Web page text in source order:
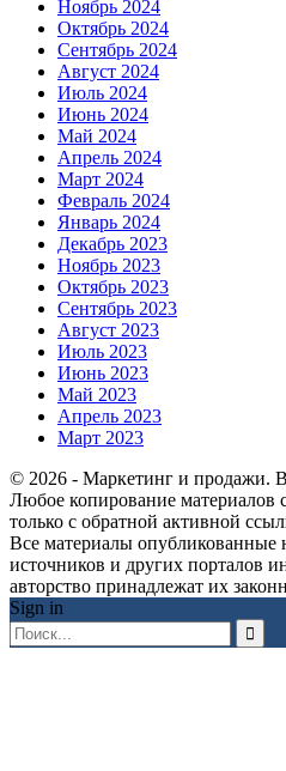
Ноябрь 2024
Октябрь 2024
Сентябрь 2024
Август 2024
Июль 2024
Июнь 2024
Май 2024
Апрель 2024
Март 2024
Февраль 2024
Январь 2024
Декабрь 2023
Ноябрь 2023
Октябрь 2023
Сентябрь 2023
Август 2023
Июль 2023
Июнь 2023
Май 2023
Апрель 2023
Март 2023
© 2026 - Маркетинг и продажи.
Любое копирование материалов
только с обратной активной
Все материалы опубликованные
источников и других порталов
авторство принадлежат их
Sign in